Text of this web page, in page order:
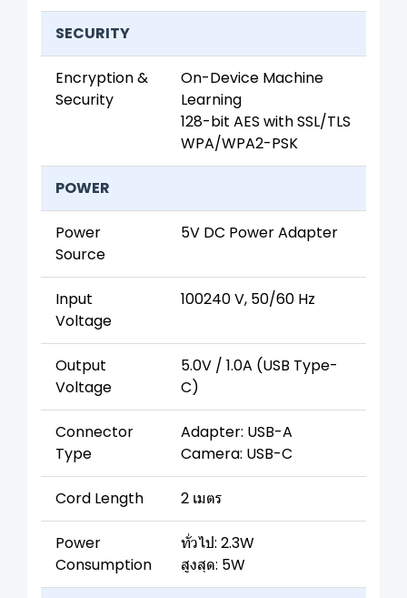
SECURITY
Encryption &
Security
On-Device Machine
Learning
128-bit AES with SSL/TLS
WPA/WPA2-PSK
POWER
Power
Source
5V DC Power Adapter
Input
Voltage
100240 V, 50/60 Hz
Output
Voltage
5.0V / 1.0A (USB Type-
C)
Connector
Type
Adapter: USB-A
Camera: USB-C
Cord Length 2 เมตร
Power
Consumption
ทั่วไป: 2.3W
สูงสุด: 5W